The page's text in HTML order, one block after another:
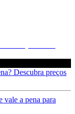
Descubra preços
vale a pena para